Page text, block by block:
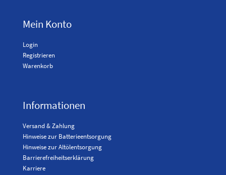
Mein Konto
Login
Registrieren
Warenkorb
Informationen
Versand & Zahlung
Hinweise zur Batterieentsorgung
Hinweise zur Altölentsorgung
Barrierefreiheitserklärung
Karriere